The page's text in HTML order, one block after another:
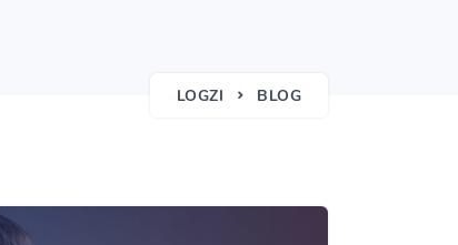
LOGZI BLOG